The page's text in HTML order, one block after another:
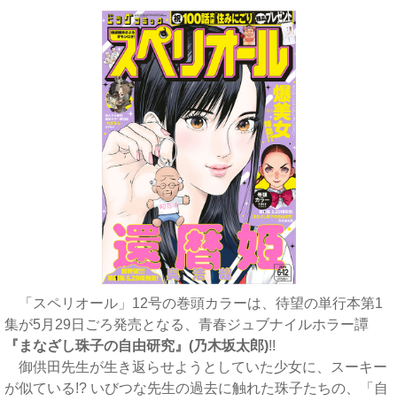
「スペリオール」12号の巻頭カラーは、待望の単行本第1
集が5月29日ごろ発売となる、青春ジュブナイルホラー譚
『まなざし珠子の自由研究』(乃木坂太郎)!!
御供田先生が生き返らせようとしていた少女に、スーキー
が似ている!? いびつな先生の過去に触れた珠子たちの、「自